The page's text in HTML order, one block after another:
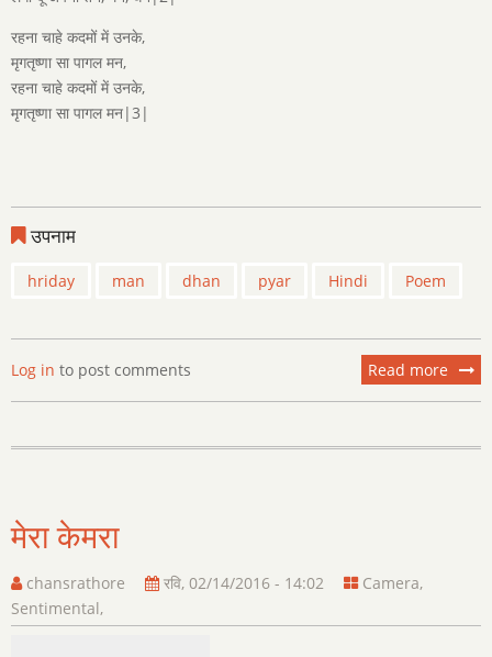
रहना चाहे कदमों में उनके,
मृगतृष्णा सा पागल मन,
रहना चाहे कदमों में उनके,
मृगतृष्णा सा पागल मन|3|
उपनाम
hriday man dhan pyar Hindi Poem
Read more about
आतीं"
Log in to post comments
मेरा केमरा
chansrathore रवि, 02/14/2016 - 14:02 Camera,
Sentimental,